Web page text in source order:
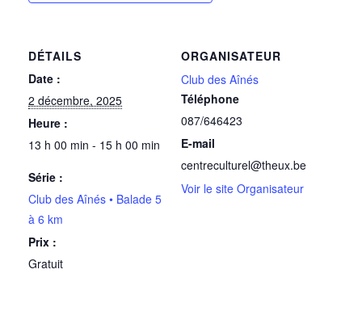
DÉTAILS
Date :
2 décembre, 2025
Heure :
13 h 00 min - 15 h 00 min
Série :
Club des Aînés • Balade 5
à 6 km
Prix :
Gratuit
ORGANISATEUR
Club des Aînés
Téléphone
087/646423
E-mail
centreculturel@theux.be
Voir le site Organisateur